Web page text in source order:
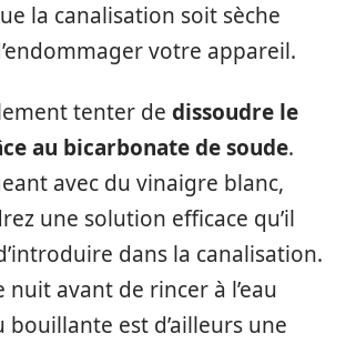
la canalisation soit sèche
votre appareil.
tenter de dissoudre le
au bicarbonate de soude.
avec du vinaigre blanc,
une solution efficace qu’il
dans la canalisation.
nuit avant de rincer à l’eau
bouillante est d’ailleurs une